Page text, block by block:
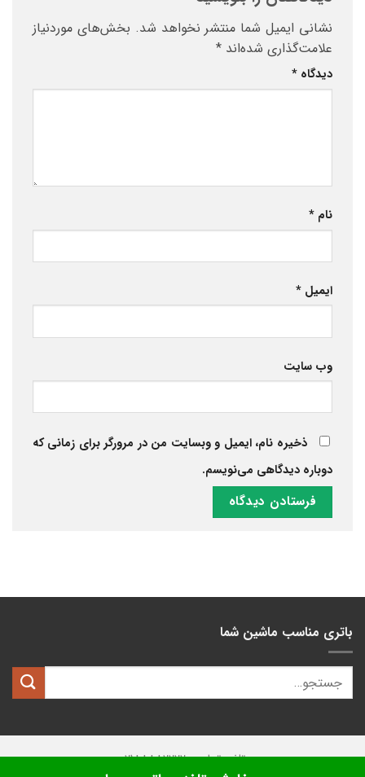
نشانی ایمیل شما منتشر نخواهد شد. بخش‌های موردنیاز
علامت‌گذاری شده‌اند *
دیدگاه *
نام *
ایمیل *
وب‌ سایت
ذخیره نام، ایمیل و وبسایت من در مرورگر برای زمانی که
دوباره دیدگاهی می‌نویسم.
باتری مناسب ماشین شما
تلفن تماس: 02188882222